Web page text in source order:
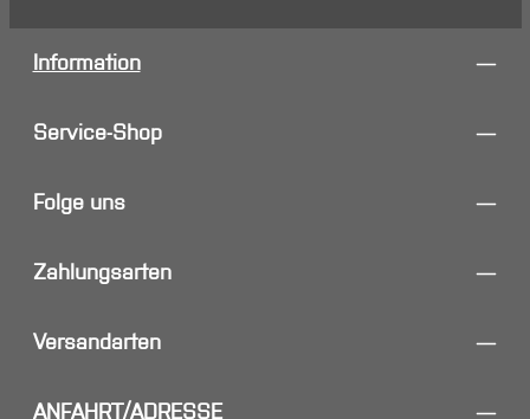
Information
Service-Shop
Folge uns
Zahlungsarten
Versandarten
ANFAHRT/ADRESSE